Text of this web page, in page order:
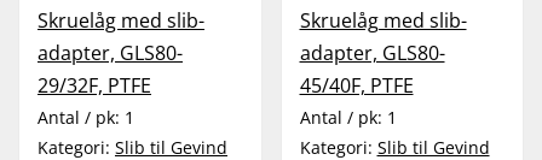
Skruelåg med slib-
adapter, GLS80-
29/32F, PTFE
Antal / pk: 1
Kategori: Slib til Gevind
Skruelåg med slib-
adapter, GLS80-
45/40F, PTFE
Antal / pk: 1
Kategori: Slib til Gevind